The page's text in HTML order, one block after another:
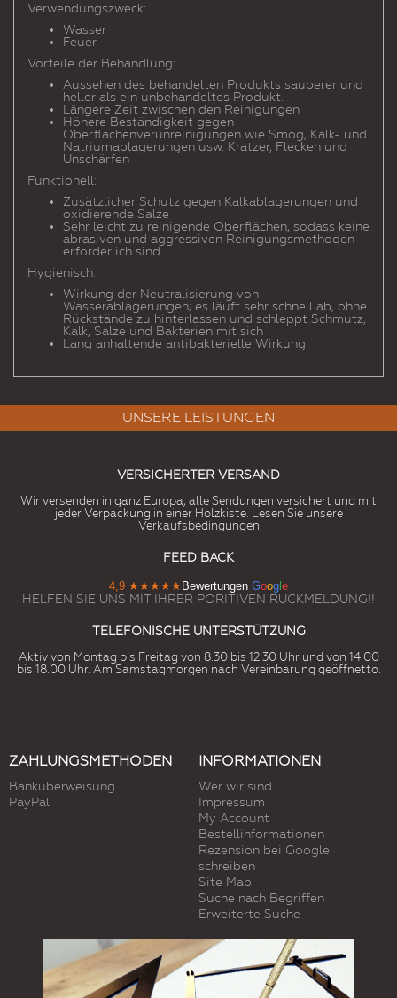
Verwendungszweck:
Wasser
Feuer
Vorteile der Behandlung:
Aussehen des behandelten Produkts sauberer und
heller als ein unbehandeltes Produkt.
Längere Zeit zwischen den Reinigungen
Höhere Beständigkeit gegen
Oberflächenverunreinigungen wie Smog, Kalk- und
Natriumablagerungen usw. Kratzer, Flecken und
Unschärfen
Funktionell:
Zusätzlicher Schutz gegen Kalkablagerungen und
oxidierende Salze
Sehr leicht zu reinigende Oberflächen, sodass keine
abrasiven und aggressiven Reinigungsmethoden
erforderlich sind
Hygienisch:
Wirkung der Neutralisierung von
Wasserablagerungen; es läuft sehr schnell ab, ohne
Rückstände zu hinterlassen und schleppt Schmutz,
Kalk, Salze und Bakterien mit sich
Lang anhaltende antibakterielle Wirkung
UNSERE LEISTUNGEN
VERSICHERTER VERSAND
Wir versenden in ganz Europa, alle Sendungen versichert und mit
jeder Verpackung in einer Holzkiste. Lesen Sie unsere
Verkaufsbedingungen
FEED BACK
4,9 ★★★★★ Bewertungen Goog e
HELFEN SIE UNS MIT IHRER PORITIVEN RUCKMELDUNG!!
TELEFONISCHE UNTERSTÜTZUNG
Aktiv von Montag bis Freitag von 8.30 bis 12.30 Uhr und von 14.00
bis 18.00 Uhr. Am Samstagmorgen nach Vereinbarung geöffnetto.
ZAHLUNGSMETHODEN
Banküberweisung
PayPal
INFORMATIONEN
Wer wir sind
Impressum
My Account
Bestellinformationen
Rezension bei Google
schreiben
Site Map
Suche nach Begriffen
Erweiterte Suche